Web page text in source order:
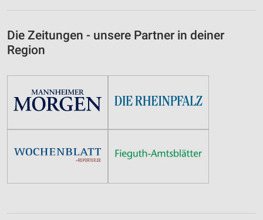
Die Zeitungen - unsere Partner in deiner
Region